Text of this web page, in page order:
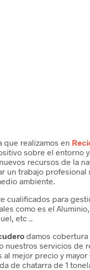
que realizamos en
sobre el entorno
recursos de la
un trabajo profesional
ambiente.
cualificados para
como es el
etc ..
damos
nuestros servicios de
al mejor precio y
de chatarra de 1